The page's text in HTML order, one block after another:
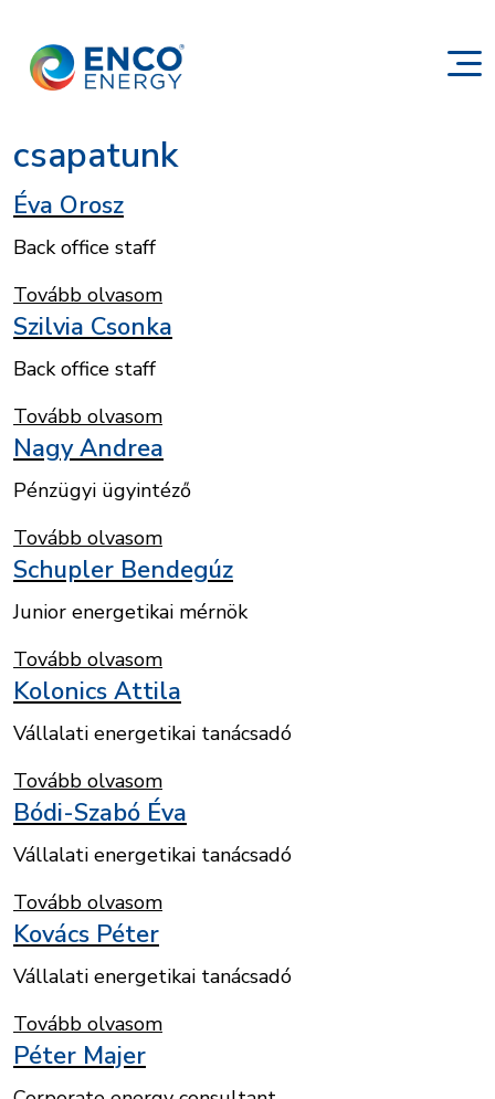
csapatunk
Éva Orosz
Back office staff
Tovább olvasom
Szilvia Csonka
Back office staff
Tovább olvasom
Nagy Andrea
Pénzügyi ügyintéző
Tovább olvasom
Schupler Bendegúz
Junior energetikai mérnök
Tovább olvasom
Kolonics Attila
Vállalati energetikai tanácsadó
Tovább olvasom
Bódi-Szabó Éva
Vállalati energetikai tanácsadó
Tovább olvasom
Kovács Péter
Vállalati energetikai tanácsadó
Tovább olvasom
Péter Majer